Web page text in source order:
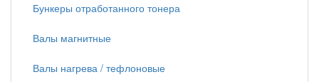
Бункеры отработанного тонера
Валы магнитные
Валы нагрева / тефлоновые